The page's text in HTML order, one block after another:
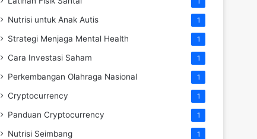
Nutrisi untuk Anak Autis 1
Strategi Menjaga Mental Health 1
Cara Investasi Saham 1
Perkembangan Olahraga Nasional 1
Cryptocurrency 1
Panduan Cryptocurrency 1
Nutrisi Seimbang 1